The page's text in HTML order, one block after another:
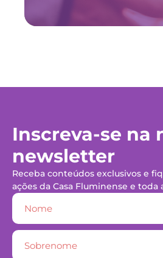
Inscreva-se na
newsletter
Receba conteúdos exclusivos e
ações da Casa Fluminense e toda